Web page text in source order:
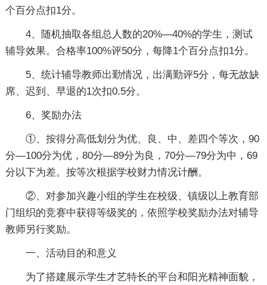
个百分点扣1分。
4、随机抽取各组总人数的20%—40%的学生，测试
辅导效果。合格率100%评50分，每降1个百分点扣1分。
5、统计辅导教师出勤情况，出满勤评5分，每无故缺
席、迟到、早退的1次扣0.5分。
6、奖励办法
①、按得分高低划分为优、良、中、差四个等次，90
分—100分为优，80分—89分为良，70分—79分为中，69
分以下为差。按等次根据学校财力情况计酬。
②、对参加兴趣小组的学生在校级、镇级以上教育部
门组织的竞赛中获得等级奖的，依照学校奖励办法对辅导
教师另行奖励。
一、活动目的和意义
为了搭建展示学生才艺特长的平台和阳光精神面貌，